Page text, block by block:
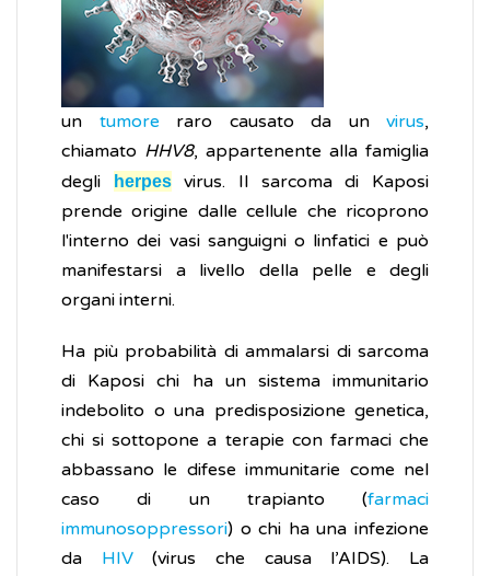
un tumore raro causato da un virus,
chiamato HHV8, appartenente alla famiglia
degli
herpesvirus. Il sarcoma di Kaposi
prende origine dalle cellule che ricoprono
l'interno dei vasi sanguigni o linfatici e può
manifestarsi a livello della pelle e degli
organi interni.
Ha più probabilità di ammalarsi di sarcoma
di Kaposi chi ha un sistema immunitario
indebolito o una predisposizione genetica,
chi si sottopone a terapie con farmaci che
abbassano le difese immunitarie come nel
caso di un trapianto (farmaci
immunosoppressori) o chi ha una infezione
da HIV(virus che causa l’AIDS). La